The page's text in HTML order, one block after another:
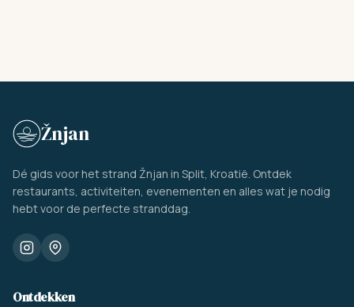
Žnjan
Dé gids voor het strand Žnjan in Split, Kroatië. Ontdek
restaurants, activiteiten, evenementen en alles wat je nodig
hebt voor de perfecte stranddag.
Ontdekken